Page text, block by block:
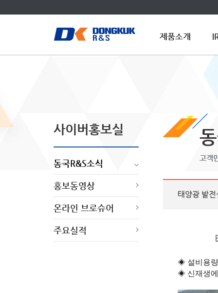
제품소개
사이버홍보실
동국R&S소식
홍보동영상
온라인 브로슈어
주요실적
고객
태양광 발
태양
◈ 설비용량
◈ 신재생에